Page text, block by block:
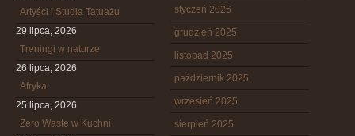
Artyści i Studia Tatuażu
29 lipca, 2026
Treningi w naturze
26 lipca, 2026
Afryka
25 lipca, 2026
Zero Waste w Kuchni
styczeń 2026
grudzień 2025
listopad 2025
październik 2025
wrzesień 2025
sierpień 2025